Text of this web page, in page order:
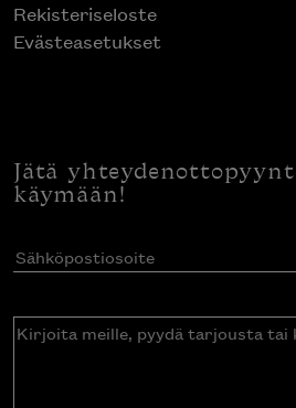
Rekisteriseloste
Evästeasetukset
Jätä
käymään!
Sähköpostiosoite(Pakollinen)
Kirjoita